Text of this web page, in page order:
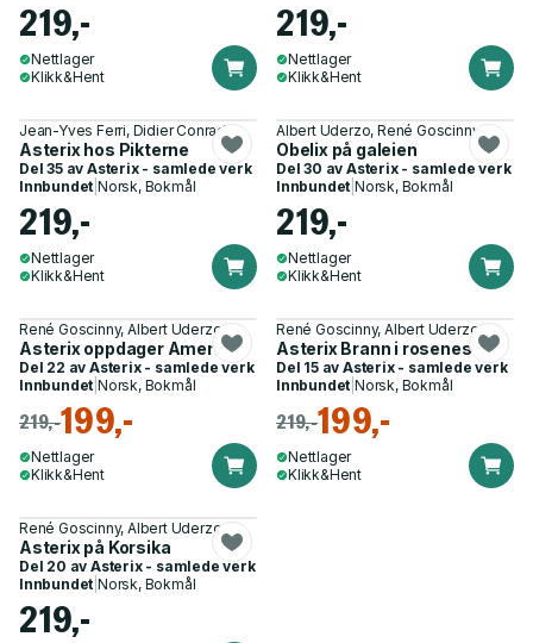
219,-
Nettlager
Klikk&Hent
219,-
Nettlager
Klikk&Hent
Jean-Yves Ferri, Didier Conrad
Asterix hos Pikterne
Del 35 av Asterix - samlede verk
Innbundet |Norsk, Bokmål
219,-
Nettlager
Klikk&Hent
Albert Uderzo, René Goscinny
Obelix på galeien
Del 30 av Asterix - samlede verk
Innbundet |Norsk, Bokmål
219,-
Nettlager
Klikk&Hent
René Goscinny, Albert Uderzo
Asterix oppdager Amerika
Del 22 av Asterix - samlede verk
Innbundet |Norsk, Bokmål
219,-199,-
Nettlager
Klikk&Hent
René Goscinny, Albert Uderzo
Asterix Brann i rosenes leir
Del 15 av Asterix - samlede verk
Innbundet |Norsk, Bokmål
219,-199,-
Nettlager
Klikk&Hent
René Goscinny, Albert Uderzo
Asterix på Korsika
Del 20 av Asterix - samlede verk
Innbundet |Norsk, Bokmål
219,-